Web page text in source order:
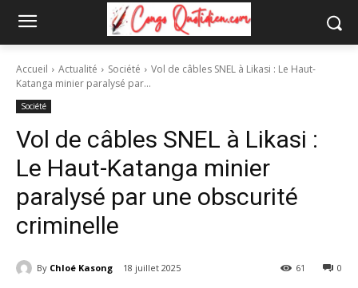
Accueil Actualité Société
Vol de câbles SNEL à Likasi : Le Haut-
Katanga minier paralysé par...
Société
Vol de câbles SNEL à Likasi :
Le Haut-Katanga minier
paralysé par une obscurité
criminelle
By Chloé Kasong 18 juillet 2025 0
61